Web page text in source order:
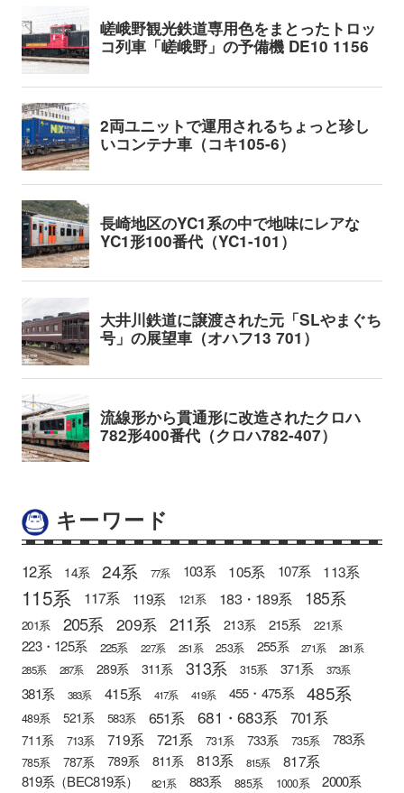
キーワード
12系 14系 24系 77系 103系 105系 107系 113系
115系 117系 119系 121系 183・189系 185系
201系 205系 209系 211系 213系 215系 221系
223・125系 225系 227系 251系 253系 255系 271系
281系
285系
287系 289系 311系 313系 315系 371系 373系
381系 383系 415系 417系 419系 455・475系 485系
489系 521系 583系 651系 681・683系 701系
711系 713系 719系 721系 731系 733系 735系 783系
785系 787系 789系 811系 813系 815系 817系
819系（BEC819系） 821系 883系 885系 1000系 2000系